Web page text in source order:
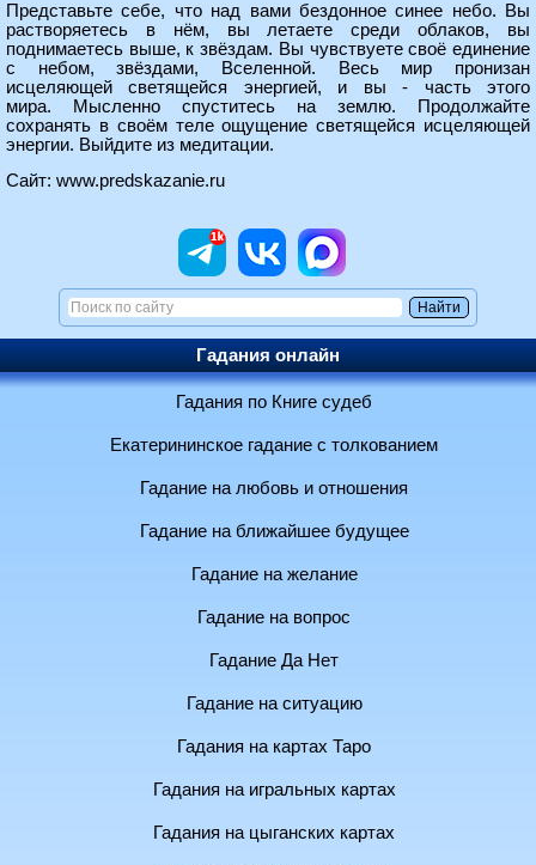
Представьте себе, что над вами бездонное синее небо. Вы
растворяетесь в нём, вы летаете среди облаков, вы
поднимаетесь выше, к звёздам. Вы чувствуете своё единение
с небом, звёздами, Вселенной. Весь мир пронизан
исцеляющей светящейся энергией, и вы - часть этого
мира. Мысленно спуститесь на землю. Продолжайте
сохранять в своём теле ощущение светящейся исцеляющей
энергии. Выйдите из медитации.
Сайт: www.predskazanie.ru
Гадания онлайн
Гадания по Книге судеб
Екатерининское гадание с толкованием
Гадание на любовь и отношения
Гадание на ближайшее будущее
Гадание на желание
Гадание на вопрос
Гадание Да Нет
Гадание на ситуацию
Гадания на картах Таро
Гадания на игральных картах
Гадания на цыганских картах